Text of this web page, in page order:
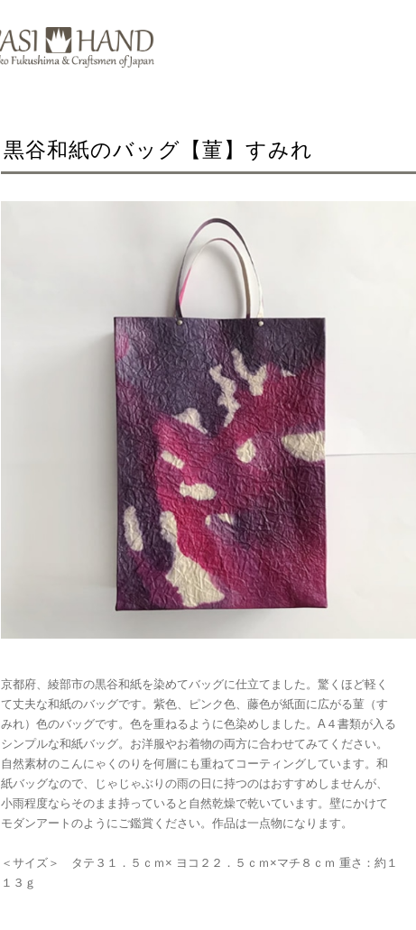
黒谷和紙のバッグ【菫】すみれ
京都府、綾部市の黒谷和紙を染めてバッグに仕立てました。驚くほど軽く
て丈夫な和紙のバッグです。紫色、ピンク色、藤色が紙面に広がる菫（す
みれ）色のバッグです。色を重ねるように色染めしました。A４書類が入る
シンプルな和紙バッグ。お洋服やお着物の両方に合わせてみてください。
自然素材のこんにゃくのりを何層にも重ねてコーティングしています。和
紙バッグなので、じゃじゃぶりの雨の日に持つのはおすすめしませんが、
小雨程度ならそのまま持っていると自然乾燥で乾いています。壁にかけて
モダンアートのようにご鑑賞ください。作品は一点物になります。
＜サイズ＞ タテ３１．５ｃｍ× ヨコ２２．５ｃｍ×マチ８ｃｍ 重さ：約１
１３ｇ